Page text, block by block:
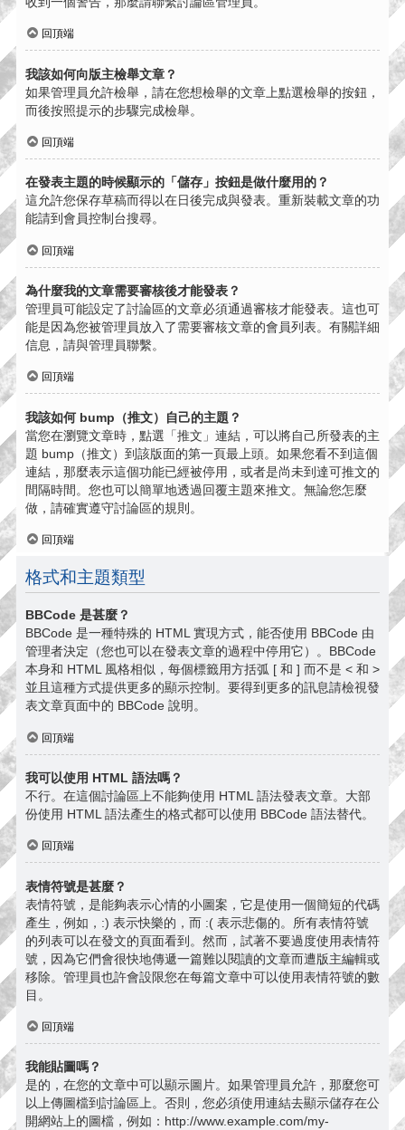
回頂端
我該如何向版主檢舉文章？
如果管理員允許檢舉，請在您想檢舉的文章上點選檢舉的按鈕，
而後按照提示的步驟完成檢舉。
回頂端
在發表主題的時候顯示的「儲存」按鈕是做什麼用的？
這允許您保存草稿而得以在日後完成與發表。重新裝載文章的功
能請到會員控制台搜尋。
回頂端
為什麼我的文章需要審核後才能發表？
管理員可能設定了討論區的文章必須通過審核才能發表。這也可
能是因為您被管理員放入了需要審核文章的會員列表。有關詳細
信息，請與管理員聯繫。
回頂端
我該如何 bump（推文）自己的主題？
當您在瀏覽文章時，點選「推文」連結，可以將自己所發表的主
題 bump（推文）到該版面的第一頁最上頭。如果您看不到這個
連結，那麼表示這個功能已經被停用，或者是尚未到達可推文的
間隔時間。您也可以簡單地透過回覆主題來推文。無論您怎麼
做，請確實遵守討論區的規則。
回頂端
格式和主題類型
BBCode 是甚麼？
BBCode 是一種特殊的 HTML 實現方式，能否使用 BBCode 由
管理者決定（您也可以在發表文章的過程中停用它）。BBCode
本身和 HTML 風格相似，每個標籤用方括弧 [ 和 ] 而不是 < 和 >
並且這種方式提供更多的顯示控制。要得到更多的訊息請檢視發
表文章頁面中的 BBCode 說明。
回頂端
我可以使用 HTML 語法嗎？
不行。在這個討論區上不能夠使用 HTML 語法發表文章。大部
份使用 HTML 語法產生的格式都可以使用 BBCode 語法替代。
回頂端
表情符號是甚麼？
表情符號，是能夠表示心情的小圖案，它是使用一個簡短的代碼
產生，例如，:) 表示快樂的，而 :( 表示悲傷的。所有表情符號
的列表可以在發文的頁面看到。然而，試著不要過度使用表情符
號，因為它們會很快地傳遞一篇難以閱讀的文章而遭版主編輯或
移除。管理員也許會設限您在每篇文章中可以使用表情符號的數
目。
回頂端
我能貼圖嗎？
是的，在您的文章中可以顯示圖片。如果管理員允許，那麼您可
以上傳圖檔到討論區上。否則，您必須使用連結去顯示儲存在公
開網站上的圖檔，例如：http://www.example.com/my-